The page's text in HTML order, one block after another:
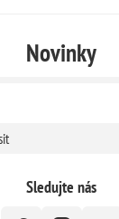
Novinky
Sledujte nás